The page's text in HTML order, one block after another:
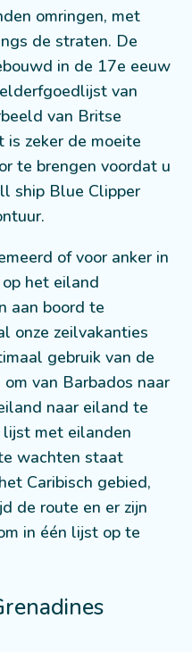
omringen, met
de straten. De
in de 17e eeuw
van
van Britse
zeker de moeite
te brengen voordat u
ship Blue Clipper
of voor anker in
het eiland
aan boord te
onze zeilvakanties
gebruik van de
van Barbados naar
naar eiland te
lijst met eilanden
wachten staat
Caribisch gebied,
de route en er zijn
in één lijst op te